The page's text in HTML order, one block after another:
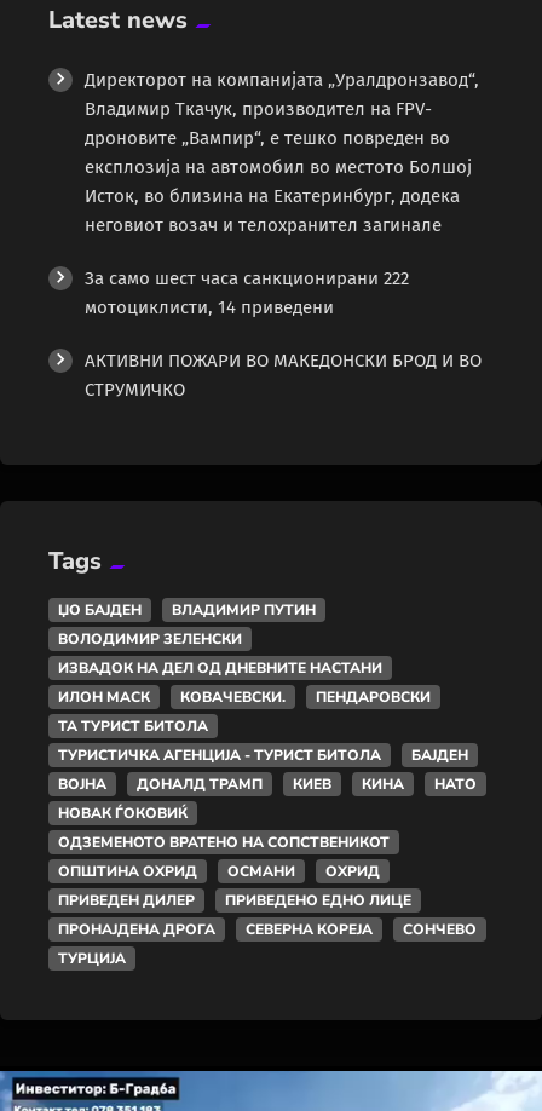
Latest news
Директорот на компанијата „Уралдронзавод“,
Владимир Ткачук, производител на FPV-
дроновите „Вампир“, е тешко повреден во
експлозија на автомобил во местото Болшој
Исток, во близина на Екатеринбург, додека
неговиот возач и телохранител загинале
За само шест часа санкционирани 222
мотоциклисти, 14 приведени
АКТИВНИ ПОЖАРИ ВО МАКЕДОНСКИ БРОД И ВО
СТРУМИЧКО
Tags
ЏО БАЈДЕН
ВЛАДИМИР ПУТИН
ВОЛОДИМИР ЗЕЛЕНСКИ
ИЗВАДОК НА ДЕЛ ОД ДНЕВНИТЕ НАСТАНИ
ИЛОН МАСК
КОВАЧЕВСКИ.
ПЕНДАРОВСКИ
ТА ТУРИСТ БИТОЛА
ТУРИСТИЧКА АГЕНЦИЈА - ТУРИСТ БИТОЛА
БАЈДЕН
ВОЈНА
ДОНАЛД ТРАМП КИЕВ КИНА
НАТО
НОВАК ЃОКОВИЌ
ОДЗЕМЕНОТО ВРАТЕНО НА СОПСТВЕНИКОТ
ОПШТИНА ОХРИД
ОСМАНИ
ОХРИД
ПРИВЕДЕН ДИЛЕР
ПРИВЕДЕНО ЕДНО ЛИЦЕ
ПРОНАЈДЕНА ДРОГА
СЕВЕРНА КОРЕЈА
СОНЧЕВО
ТУРЦИЈА